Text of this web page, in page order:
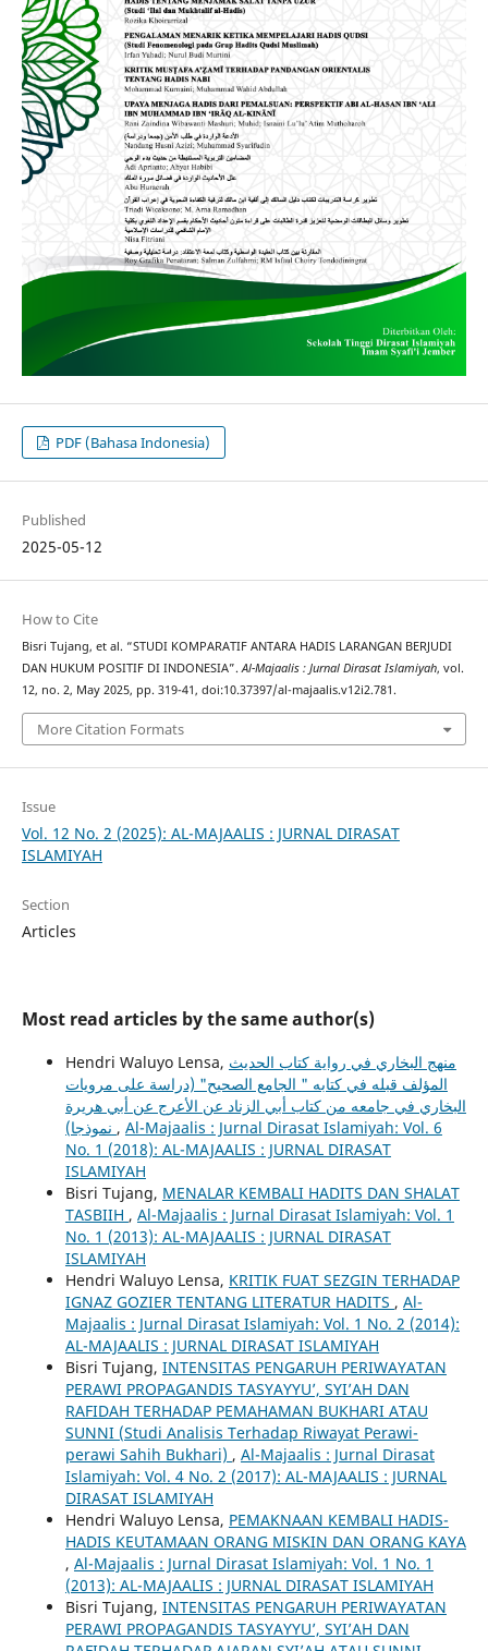
PDF (Bahasa Indonesia)
Published
2025-05-12
How to Cite
Bisri Tujang, et al. “STUDI KOMPARATIF ANTARA HADIS LARANGAN BERJUDI
DAN HUKUM POSITIF DI INDONESIA”.Al-Majaalis : Jurnal Dirasat Islamiyah, vol.
12, no. 2, May 2025, pp. 319-41, doi:10.37397/al-majaalis.v12i2.781.
More Citation Formats
Issue
Vol. 12 No. 2 (2025): AL-MAJAALIS : JURNAL DIRASAT
ISLAMIYAH
Section
Articles
Most read articles by the same author(s)
Hendri Waluyo Lensa, منهج البخاري في رواية كتاب الحديث
المؤلف قبله في كتابه " الجامع الصحيح" (دراسة على مرويات
البخاري في جامعه من كتاب أبي الزناد عن الأعرج عن أبي هريرة
, Al-Majaalis : Jurnal Dirasat Islamiyah: Vol. 6
No. 1 (2018): AL-MAJAALIS : JURNAL DIRASAT
ISLAMIYAH
Bisri Tujang, MENALAR KEMBALI HADITS DAN SHALAT
TASBIIH , Al-Majaalis : Jurnal Dirasat Islamiyah: Vol. 1
No. 1 (2013): AL-MAJAALIS : JURNAL DIRASAT
ISLAMIYAH
Hendri Waluyo Lensa, KRITIK FUAT SEZGIN TERHADAP
IGNAZ GOZIER TENTANG LITERATUR HADITS , Al-
Majaalis : Jurnal Dirasat Islamiyah: Vol. 1 No. 2 (2014):
AL-MAJAALIS : JURNAL DIRASAT ISLAMIYAH
Bisri Tujang, INTENSITAS PENGARUH PERIWAYATAN
PERAWI PROPAGANDIS TASYAYYU’, SYI’AH DAN
RAFIDAH TERHADAP PEMAHAMAN BUKHARI ATAU
SUNNI (Studi Analisis Terhadap Riwayat Perawi-
perawi Sahih Bukhari) , Al-Majaalis : Jurnal Dirasat
Islamiyah: Vol. 4 No. 2 (2017): AL-MAJAALIS : JURNAL
DIRASAT ISLAMIYAH
Hendri Waluyo Lensa, PEMAKNAAN KEMBALI HADIS-
HADIS KEUTAMAAN ORANG MISKIN DAN ORANG KAYA
, Al-Majaalis : Jurnal Dirasat Islamiyah: Vol. 1 No. 1
(2013): AL-MAJAALIS : JURNAL DIRASAT ISLAMIYAH
Bisri Tujang, INTENSITAS PENGARUH PERIWAYATAN
PERAWI PROPAGANDIS TASYAYYU’, SYI’AH DAN